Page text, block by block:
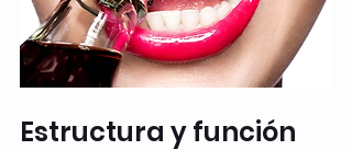
Estructura y función